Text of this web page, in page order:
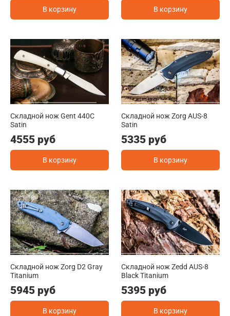
В корзину В корзину
Складной нож Gent 440C
Satin
4555 руб
В корзину
Складной нож Zorg AUS-8
Satin
5335 руб
В корзину
Складной нож Zorg D2 Gray
Titanium
5945 руб
В корзину
Складной нож Zedd AUS-8
Black Titanium
5395 руб
В корзину